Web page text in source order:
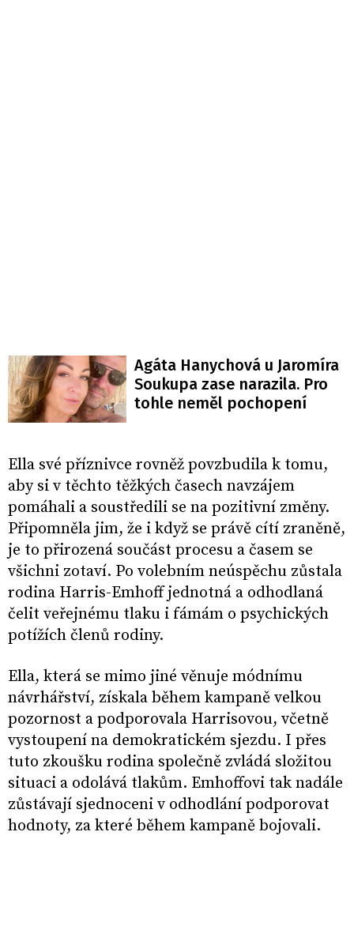
Agáta Hanychová u Jaromíra
Soukupa zase narazila. Pro
tohle neměl pochopení
Ella své příznivce rovněž povzbudila k tomu,
aby si v těchto těžkých časech navzájem
pomáhali a soustředili se na pozitivní změny.
Připomněla jim, že i když se právě cítí zraněně,
je to přirozená součást procesu a časem se
všichni zotaví. Po volebním neúspěchu zůstala
rodina Harris-Emhoff jednotná a odhodlaná
čelit veřejnému tlaku i fámám o psychických
potížích členů rodiny.
Ella, která se mimo jiné věnuje módnímu
návrhářství, získala během kampaně velkou
pozornost a podporovala Harrisovou, včetně
vystoupení na demokratickém sjezdu. I přes
tuto zkoušku rodina společně zvládá složitou
situaci a odolává tlakům. Emhoffovi tak nadále
zůstávají sjednoceni v odhodlání podporovat
hodnoty, za které během kampaně bojovali.